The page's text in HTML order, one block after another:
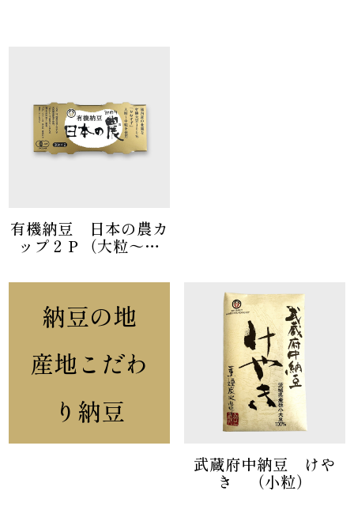
有機納豆 日本の農カ
ップ２Ｐ（大粒～中
納豆の地
産地こだわ
り納豆
武蔵府中納豆 けや
き （小粒）